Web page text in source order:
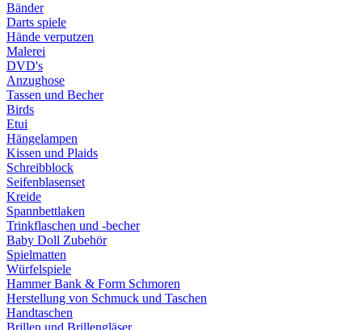
Bänder
Darts spiele
Hände verputzen
Malerei
DVD's
Anzughose
Tassen und Becher
Birds
Etui
Hängelampen
Kissen und Plaids
Schreibblock
Seifenblasenset
Kreide
Spannbettlaken
Trinkflaschen und -becher
Baby Doll Zubehör
Spielmatten
Würfelspiele
Hammer Bank & Form Schmoren
Herstellung von Schmuck und Taschen
Handtaschen
Brillen und Brillengläser